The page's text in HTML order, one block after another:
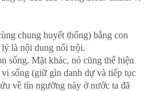
chung huyết thống) bằng con
lý là nội dung nổi trội.
sống. Mặt khác, nó cũng thể hiện
sống (giữ gìn danh dự và tiếp tục
về tín ngưỡng này ở nước ta đã